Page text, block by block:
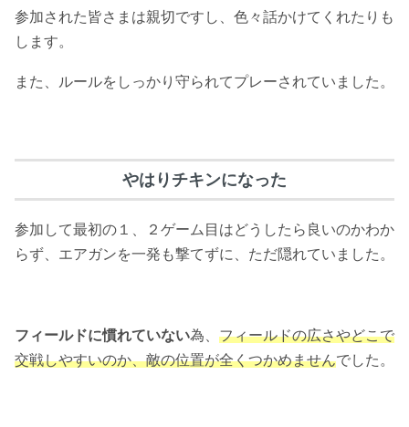
参加された皆さまは親切ですし、色々話かけてくれたりも
します。
また、ルールをしっかり守られてプレーされていました。
やはりチキンになった
参加して最初の１、２ゲーム目はどうしたら良いのかわか
らず、エアガンを一発も撃てずに、ただ隠れていました。
フィールドに慣れていない為、 フィールドの広さやどこで
交戦しやすいのか、敵の位置が全くつかめませんでした。